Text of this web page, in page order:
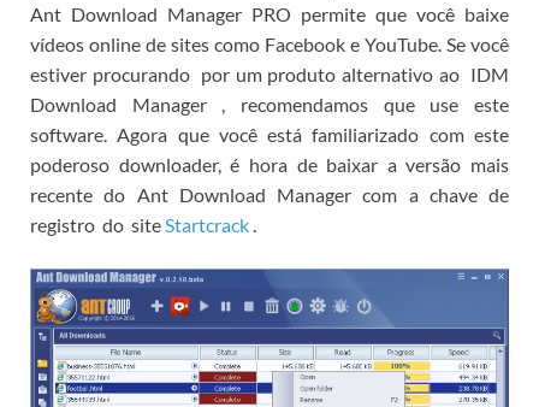
Ant Download Manager PRO permite que você baixe
vídeos online de sites como Facebook e YouTube. Se você
estiver procurando por um produto alternativo ao IDM
Download Manager
, recomendamos que use este
software. Agora que você está familiarizado com este
poderoso downloader, é hora de baixar a versão mais
recente do Ant Download Manager com a chave de
registro do site Startcrack